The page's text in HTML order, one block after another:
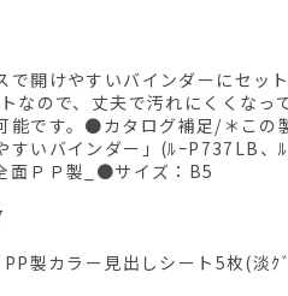
開けやすいバインダーにセッ
なので、丈夫で汚れにくくなっ
能です。●カタログ補足/＊この
すいバインダー」(ﾙｰP737LB、
面ＰＰ製_●サイズ：B5
製カラー見出しシート5枚(淡ｸ